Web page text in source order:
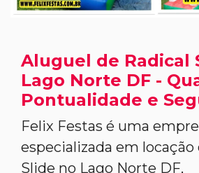
Aluguel de Radical
Lago Norte DF -
Pontualidade e
Felix Festas é uma
especializada em locação
Slide no Lago Norte DF,